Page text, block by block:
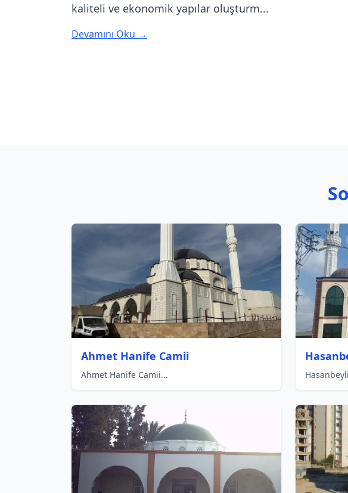
kaliteli ve ekonomik yapılar oluşturm...
Devamını Oku →
Ahmet Hanife Camii
Ahmet Hanife Camii...